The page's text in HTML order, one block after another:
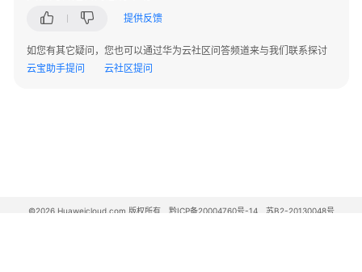
提供反馈
如您有其它疑问，您也可以通过华为云社区问答频道来与我们联系探讨
云宝助手提问
云社区提问
©2026 Huaweicloud.com 版权所有 黔ICP备20004760号-14
苏B2-20130048号